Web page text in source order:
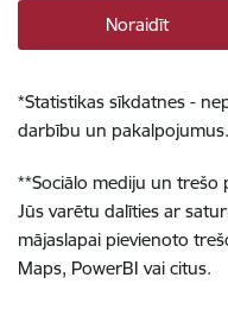
Noraidīt
*Statistikas sīkdatnes -
darbību un pakalpojumus.
**Sociālo mediju un trešo
Jūs varētu dalīties ar
mājaslapai pievienoto
Maps, PowerBI vai citus.